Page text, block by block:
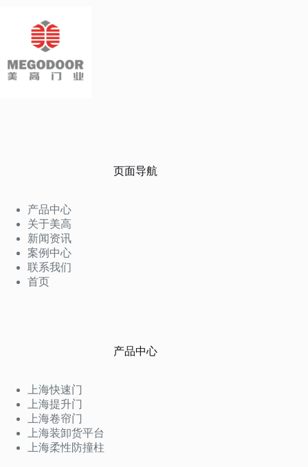
页面导航
产品中心
关于美高
新闻资讯
案例中心
联系我们
首页
产品中心
上海快速门
上海提升门
上海卷帘门
上海装卸货平台
上海柔性防撞柱